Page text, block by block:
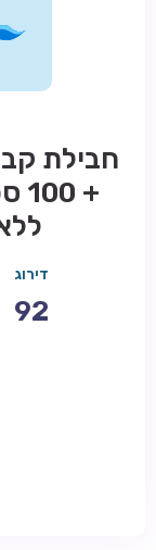
דירוג
92